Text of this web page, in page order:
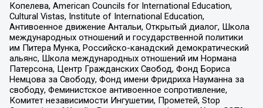
Копелева, American Councils for International Education,
Cultural Vistas, Institute of International Education,
Антивоенное движение Антальи, Открытый диалог, Школа
международных отношений и государственной политики
им Питера Мунка, Российско-канадский демократический
альянс, Школа международных отношений им Нормана
Патерсона, Центр Гражданских Свобод, Фонд Бориса
Немцова за Свободу, Фонд имени Фридриха Науманна за
свободу, Феминистское антивоенное сопротивление,
Комитет независимости Ингушетии, Прометей, Stop